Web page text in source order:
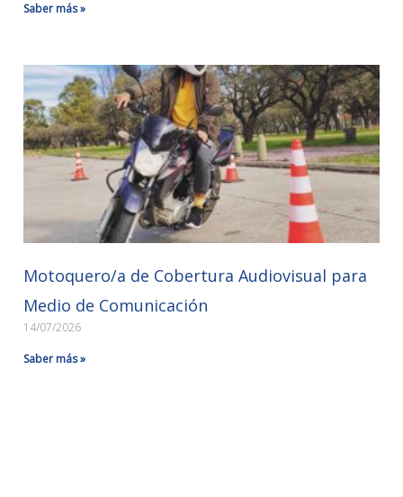
Saber más »
Motoquero/a de Cobertura Audiovisual para
Medio de Comunicación
14/07/2026
Saber más »